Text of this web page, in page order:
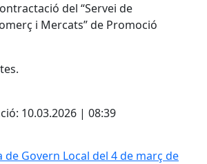
del “Servei de
i Mercats” de Promoció
10.03.2026 | 08:39
de Govern Local del 4 de març de